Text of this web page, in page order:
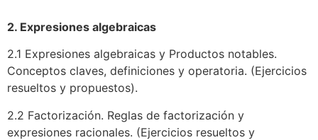
2. Expresiones algebraicas
2.1 Expresiones algebraicas y Productos notables.
Conceptos claves, definiciones y operatoria. (Ejercicios
resueltos y propuestos).
2.2 Factorización. Reglas de factorización y
expresiones racionales. (Ejercicios resueltos y